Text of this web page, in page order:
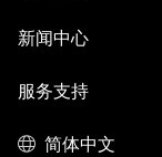
新闻中心
服务支持
简体中文